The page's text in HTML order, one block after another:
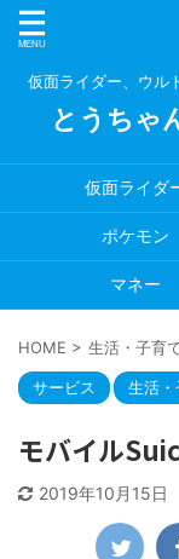
仮面ライダー、ウル
とうちゃ
仮面ライダ
ポケモン
マネー
HOME > 生活・子育
サービス 生活・
モバイル
2019年10月15日